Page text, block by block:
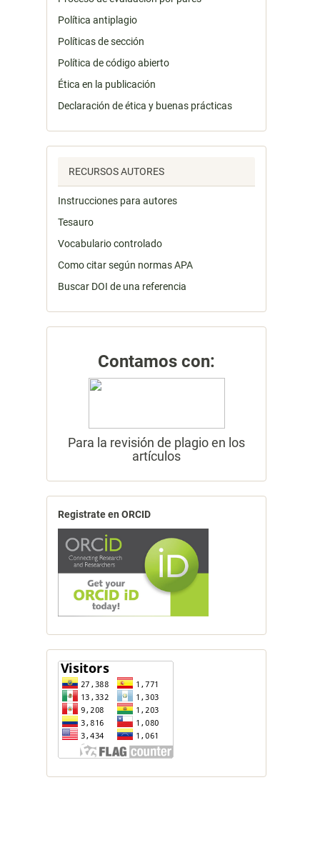
Política antiplagio
Políticas de sección
Política de código abierto
Ética en la publicación
Declaración de ética y buenas prácticas
RECURSOS AUTORES
Instrucciones para autores
Tesauro
Vocabulario controlado
Como citar según normas APA
Buscar DOI de una referencia
Contamos con:
Para la revisión de plagio en los
artículos
Registrate en ORCID